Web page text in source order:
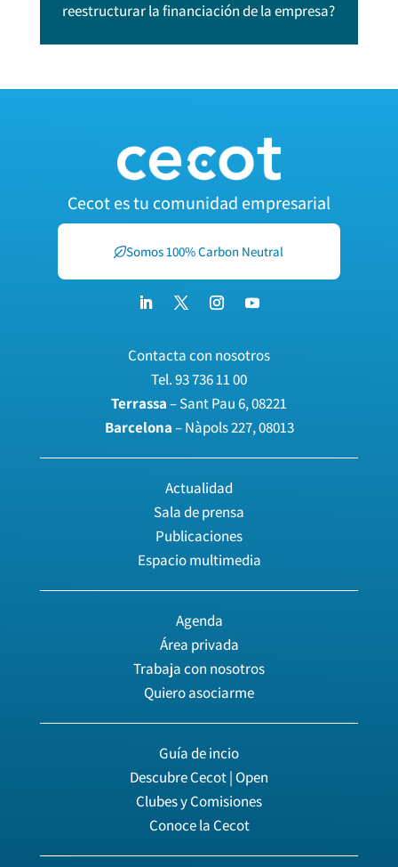
reestructurar la financiación de la empresa?
Cecot es tu comunidad empresarial
Somos 100% Carbon Neutral
Contacta con nosotros
Tel.93 736 11 00
Terrassa– Sant Pau 6, 08221
Barcelona– Nàpols 227, 08013
Actualidad
Sala de prensa
Publicaciones
Espacio multimedia
Agenda
Área privada
Trabaja con nosotros
Quiero asociarme
Guía de incio
Descubre Cecot | Open
Clubes y Comisiones
Conoce la Cecot